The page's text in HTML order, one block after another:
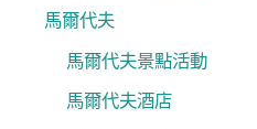
馬爾代夫
馬爾代夫景點活動
馬爾代夫酒店